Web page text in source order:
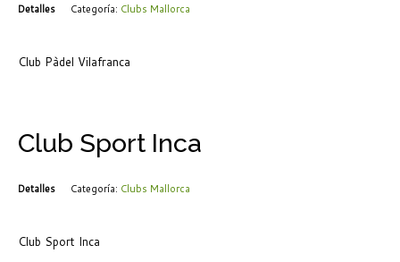
Detalles Categoría: Clubs Mallorca
Club Pàdel Vilafranca
Club Sport Inca
Detalles Categoría: Clubs Mallorca
Club Sport Inca